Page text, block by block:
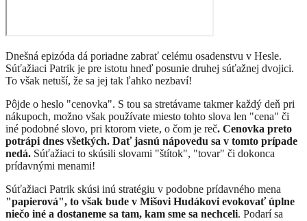
Dnešná epizóda dá poriadne zabrať celému osadenstvu v Hesle.
Súťažiaci Patrik je pre istotu hneď posunie druhej súťažnej dvojici.
To však netuší, že sa jej tak ľahko nezbaví!
Pôjde o heslo "cenovka". S tou sa stretávame takmer každý deň pri
nákupoch, možno však používate miesto tohto slova len "cena" či
iné podobné slovo, pri ktorom viete, o čom je reč. Cenovka preto
potrápi dnes všetkých. Dať jasnú nápovedu sa v tomto prípade
nedá. Súťažiaci to skúsili slovami "štítok", "tovar" či dokonca
prídavnými menami!
Súťažiaci Patrik skúsi inú stratégiu v podobne prídavného mena
"papierová", to však bude v Mišovi Hudákovi evokovať úplne
niečo iné a dostaneme sa tam, kam sme sa nechceli. Podarí sa